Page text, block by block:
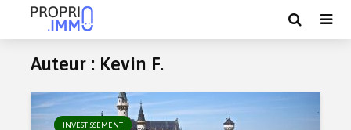
Auteur : Kevin F.
INVESTISSEMENT